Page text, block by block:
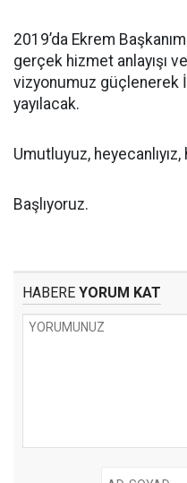
2019’da Ekrem
gerçek hizmet anlayışı
vizyonumuz güçlenerek
yayılacak.
Umutluyuz, heyecanlıyız,
Başlıyoruz.
HABERE YORUM KAT